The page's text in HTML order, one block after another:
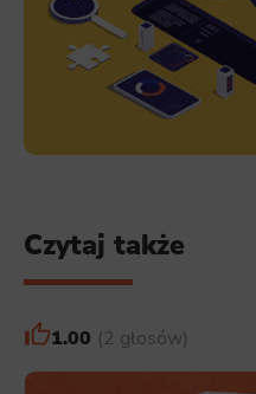
Czytaj także
1.00 2 głosów